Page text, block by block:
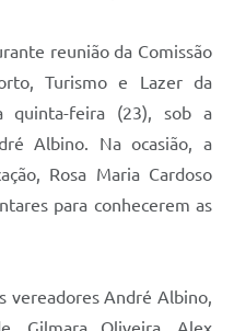
reunião da Comissão
Turismo e Lazer da
quinta-feira (23), sob a
Albino. Na ocasião, a
Rosa Maria Cardoso
para conhecerem as
André Albino,